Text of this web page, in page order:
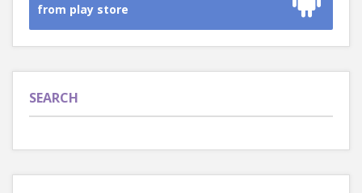
from play store
SEARCH